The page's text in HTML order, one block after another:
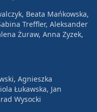
Beata Mańkowska,
Treffler, Aleksander
Żuraw, Anna Zyzek,
Agnieszka
Łukawska, Jan
Wysocki